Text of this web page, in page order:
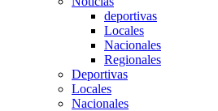
deportivas
Locales
Nacionales
Regionales
Deportivas
Locales
Nacionales